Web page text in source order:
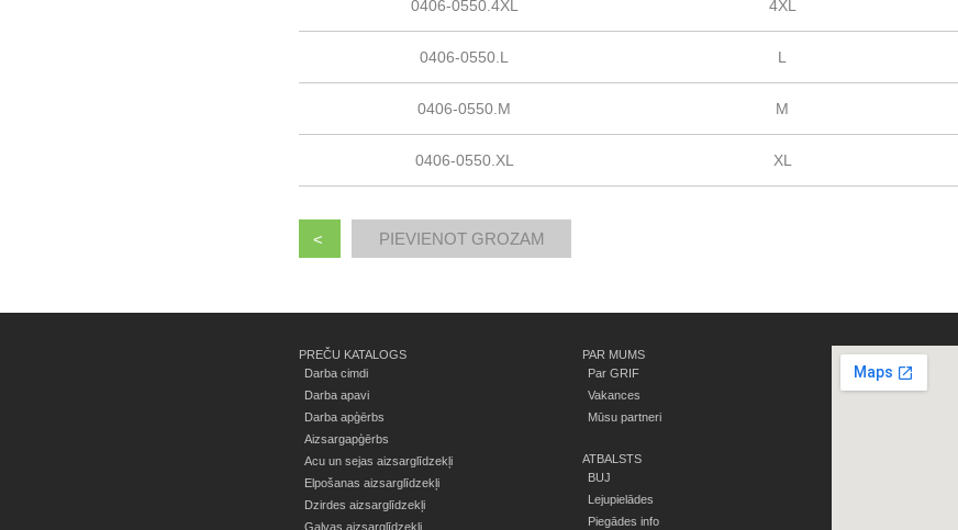
0406-0550.4XL 4XL
0406-0550.L L
0406-0550.M M
0406-0550.XL XL
<
PREČU KATALOGS
Darba cimdi
Darba apavi
Darba apģērbs
Aizsargapģērbs
Acu un sejas aizsarglīdzekļi
Elpošanas aizsarglīdzekļi
Dzirdes aizsarglīdzekļi
Galvas aizsarglīdzekļi
PAR MUMS
Par GRIF
Vakances
Mūsu partneri
ATBALSTS
BUJ
Lejupielādes
Piegādes info